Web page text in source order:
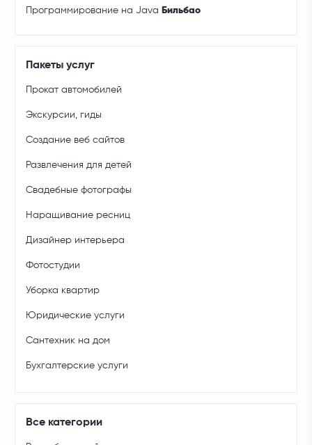
Программирование на Java Бильбао
Пакеты услуг
Прокат автомобилей
Экскурсии, гиды
Создание веб сайтов
Развлечения для детей
Свадебные фотографы
Наращивание ресниц
Дизайнер интерьера
Фотостудии
Уборка квартир
Юридические услуги
Сантехник на дом
Бухгалтерские услуги
Все категории